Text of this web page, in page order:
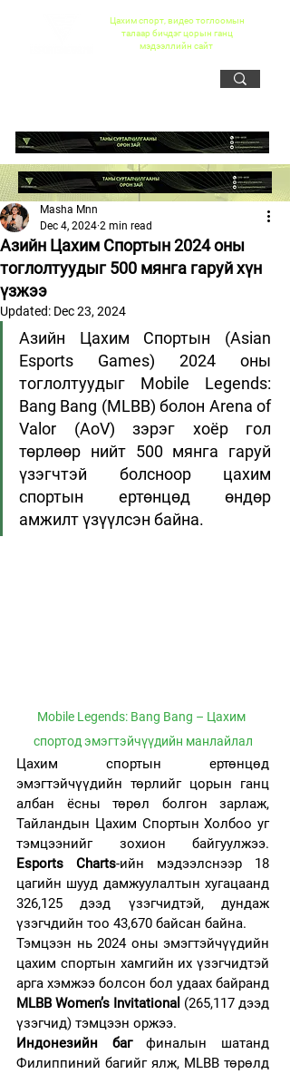
Цахим спорт, видео тоглоомын
талаар бичдэг цорын ганц
мэдээллийн сайт
Азийн Цахим Спортын 2024 оны
тоглолтуудыг 500 мянга гаруй хүн
үзжээ
Masha Mnn
Dec 4, 2024 2 min read
Updated: Dec 23, 2024
Азийн Цахим Спортын (Asian
Esports Games) 2024 оны
тоглолтуудыг Mobile Legends:
Bang Bang (MLBB) болон Arena of
Valor (AoV) зэрэг хоёр гол
төрлөөр нийт 500 мянга гаруй
үзэгчтэй болсноор цахим
спортын ертөнцөд өндөр
амжилт үзүүлсэн байна.
Mobile Legends: Bang Bang – Цахим
спортод эмэгтэйчүүдийн манлайлал
Цахим спортын ертөнцөд
эмэгтэйчүүдийн төрлийг цорын ганц
албан ёсны төрөл болгон зарлаж,
Тайландын Цахим Спортын Холбоо уг
Esports Charts-ийн мэдээлснээр 18
цагийн шууд дамжуулалтын хугацаанд
326,125 дээд үзэгчидтэй, дундаж
үзэгчдийн тоо 43,670 байсан байна.
Тэмцээн нь 2024 оны эмэгтэйчүүдийн
цахим спортын хамгийн их үзэгчидтэй
MLBB Women’s Invitational (265,117 дээд
үзэгчид) тэмцээн оржээ.
Индонезийн баг финалын шатанд
Филиппиний багийг ялж, MLBB төрөлд